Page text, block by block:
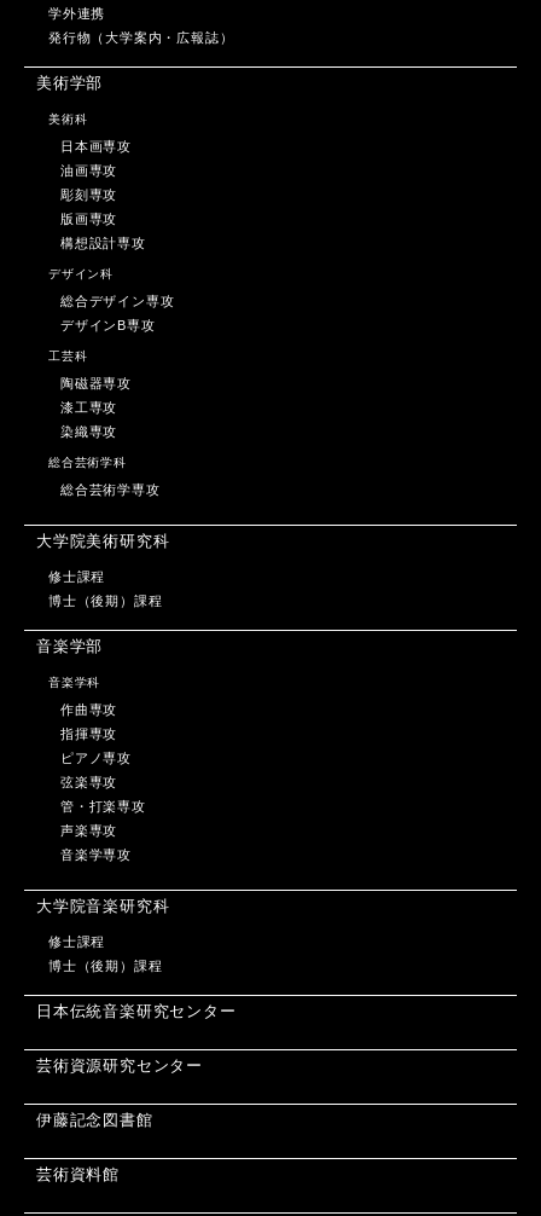
学外連携
発行物（大学案内・広報誌）
美術学部
美術科
日本画専攻
油画専攻
彫刻専攻
版画専攻
構想設計専攻
デザイン科
総合デザイン専攻
デザインB専攻
工芸科
陶磁器専攻
漆工専攻
染織専攻
総合芸術学科
総合芸術学専攻
大学院美術研究科
修士課程
博士（後期）課程
音楽学部
音楽学科
作曲専攻
指揮専攻
ピアノ専攻
弦楽専攻
管・打楽専攻
声楽専攻
音楽学専攻
大学院音楽研究科
修士課程
博士（後期）課程
日本伝統音楽研究センター
芸術資源研究センター
伊藤記念図書館
芸術資料館